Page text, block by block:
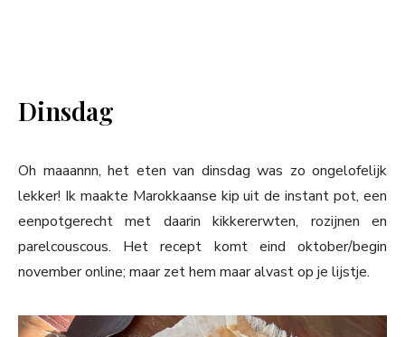
Dinsdag
Oh maaannn, het eten van dinsdag was zo ongelofelijk
lekker! Ik maakte Marokkaanse kip uit de instant pot, een
eenpotgerecht met daarin kikkererwten, rozijnen en
parelcouscous. Het recept komt eind oktober/begin
november online; maar zet hem maar alvast op je lijstje.